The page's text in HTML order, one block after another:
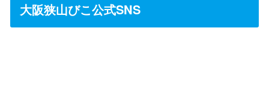
大阪狭山びこ公式SNS